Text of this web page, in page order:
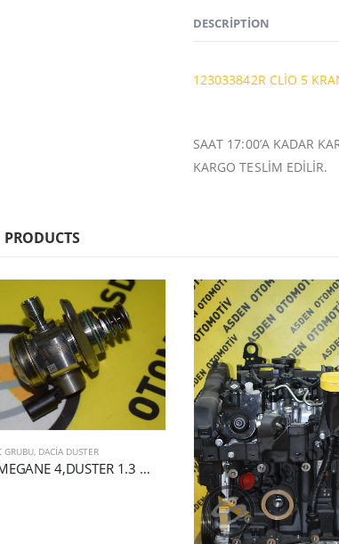
DESCRIPTION
123033842R CLİO 5
SAAT 17:00’A KADAR
KARGO TESLİM EDİLİR.
PRODUCTS
GRUBU DACIA DUSTER
CLİO 5,MEGANE 4,DUSTER 1.3 TCE BENZİN POMPASI 166303162R